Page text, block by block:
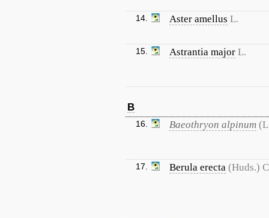
14. Aster amellus L.
15. Astrantia major L.
B
16. Baeothryon alpinum
17. Berula erecta (Huds.)